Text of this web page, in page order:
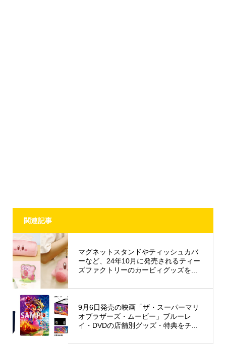
関連記事
マグネットスタンドやティッシュカバ
ーなど、24年10月に発売されるティー
ズファクトリーのカービィグッズを...
9月6日発売の映画「ザ・スーパーマリ
オブラザーズ・ムービー」ブルーレ
イ・DVDの店舗別グッズ・特典をチ...